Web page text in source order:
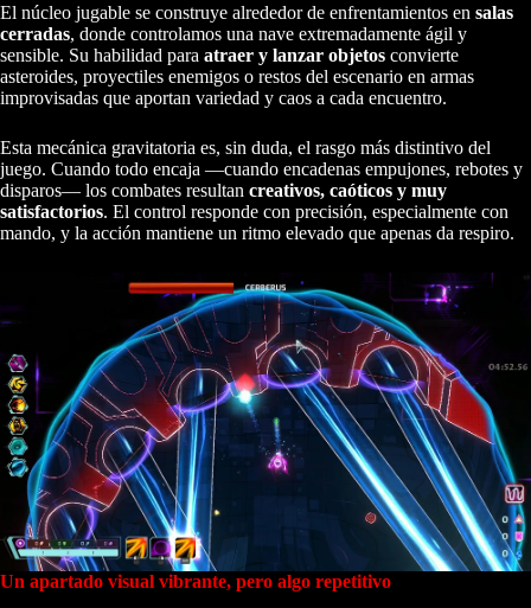
El núcleo jugable se construye alrededor de enfrentamientos en salas
cerradas, donde controlamos una nave extremadamente ágil y
sensible. Su habilidad para atraer y lanzar objetos convierte
asteroides, proyectiles enemigos o restos del escenario en armas
improvisadas que aportan variedad y caos a cada encuentro.
Esta mecánica gravitatoria es, sin duda, el rasgo más distintivo del
juego. Cuando todo encaja —cuando encadenas empujones, rebotes y
disparos— los combates resultan creativos, caóticos y muy
satisfactorios. El control responde con precisión, especialmente con
mando, y la acción mantiene un ritmo elevado que apenas da respiro.
Un apartado visual vibrante, pero algo repetitivo